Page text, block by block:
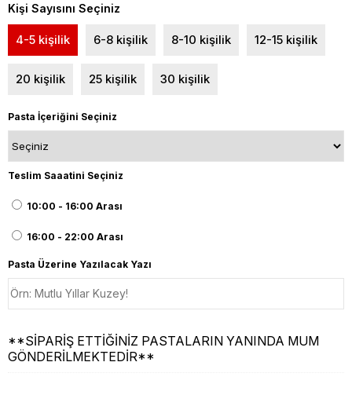
Kişi Sayısını Seçiniz
4-5 kişilik 6-8 kişilik 8-10 kişilik 12-15 kişilik
20 kişilik 25 kişilik 30 kişilik
Pasta İçeriğini Seçiniz
Teslim Saaatini Seçiniz
10:00 - 16:00 Arası
16:00 - 22:00 Arası
Pasta Üzerine Yazılacak Yazı
**SİPARİŞ ETTİĞİNİZ PASTALARIN YANINDA MUM
GÖNDERİLMEKTEDİR**